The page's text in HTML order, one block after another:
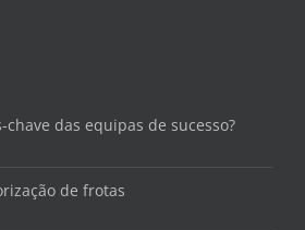
chave das equipas de sucesso?
de frotas